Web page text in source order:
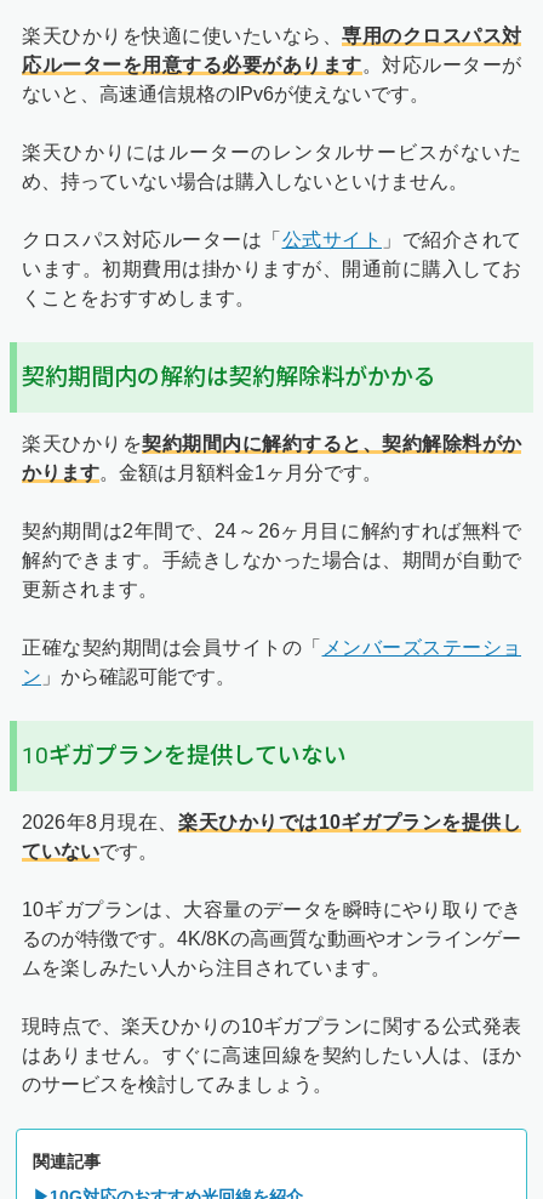
楽天ひかりを快適に使いたいなら、 専用のクロスパス対
応ルーターを用意する必要があります。対応ルーターが
ないと、高速通信規格のIPv6が使えないです。
楽天ひかりにはルーターのレンタルサービスがないた
め、持っていない場合は購入しないといけません。
クロスパス対応ルーターは「 公式サイト 」で紹介されて
います。初期費用は掛かりますが、開通前に購入してお
くことをおすすめします。
契約期間内の解約は契約解除料がかかる
楽天ひかりを契約期間内に解約すると、契約解除料がか
かります。金額は月額料金1ヶ月分です。
契約期間は2年間で、24～26ヶ月目に解約すれば無料で
解約できます。手続きしなかった場合は、期間が自動で
更新されます。
正確な契約期間は会員サイトの「
メンバーズステーショ
ン 」から確認可能です。
10ギガプランを提供していない
2026年8月現在、 楽天ひかりでは10ギガプランを提供し
ていないです。
10ギガプランは、大容量のデータを瞬時にやり取りでき
るのが特徴です。4K/8Kの高画質な動画やオンラインゲー
ムを楽しみたい人から注目されています。
現時点で、楽天ひかりの10ギガプランに関する公式発表
はありません。すぐに高速回線を契約したい人は、ほか
のサービスを検討してみましょう。
関連記事